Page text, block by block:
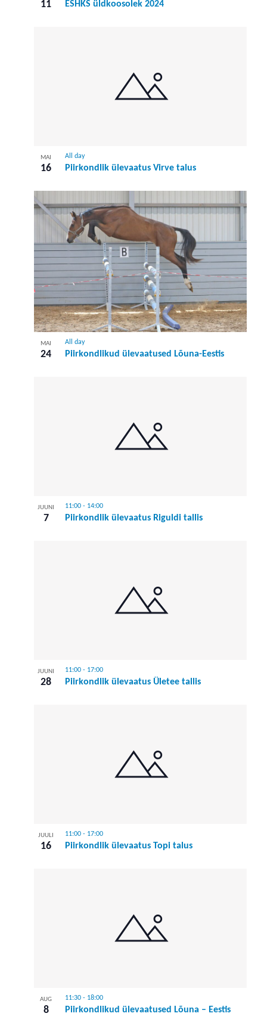
11 ESHKS üldkoosolek 2024
MAI
16 Piirkondlik ülevaatus Virve talus
All day
MAI
24 Piirkondlikud ülevaatused Lõuna-Eestis
All day
JUUNI
7 Piirkondlik ülevaatus Riguldi tallis
11:00- 14:00
JUUNI
28 Piirkondlik ülevaatus Ületee tallis
11:00- 17:00
JUULI
16 Piirkondlik ülevaatus Topi talus
11:00- 17:00
AUG
8 Piirkondlikud ülevaatused Lõuna – Eestis
11:30- 18:00